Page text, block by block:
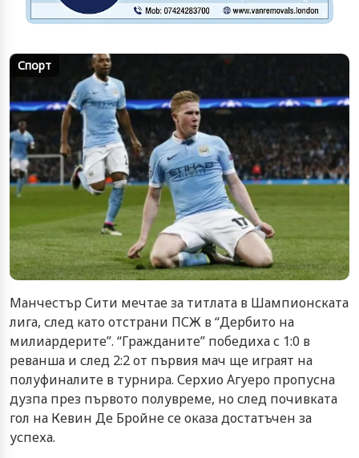
Спорт
Манчестър Сити мечтае за титлата в Шампионската
лига, след като отстрани ПСЖ в “Дербито на
милиардерите”. “Гражданите” победиха с 1:0 в
реванша и след 2:2 от първия мач ще играят на
полуфиналите в турнира. Серхио Агуеро пропусна
дузпа през първото полувреме, но след почивката
гол на Кевин Де Бройне се оказа достатъчен за
успеха.